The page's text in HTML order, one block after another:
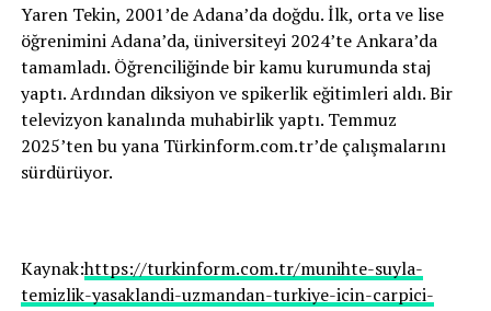
Yaren Tekin, 2001’de Adana’da doğdu. İlk, orta ve lise
öğrenimini Adana’da, üniversiteyi 2024’te Ankara’da
tamamladı. Öğrenciliğinde bir kamu kurumunda staj
yaptı. Ardından diksiyon ve spikerlik eğitimleri aldı. Bir
televizyon kanalında muhabirlik yaptı. Temmuz
2025’ten bu yana Türkinform.com.tr’de çalışmalarını
sürdürüyor.
Kaynak:https://turkinform.com.tr/munihte-suyla-
temizlik-yasaklandi-uzmandan-turkiye-icin-carpici-